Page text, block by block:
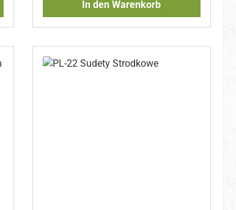
In den Warenkorb